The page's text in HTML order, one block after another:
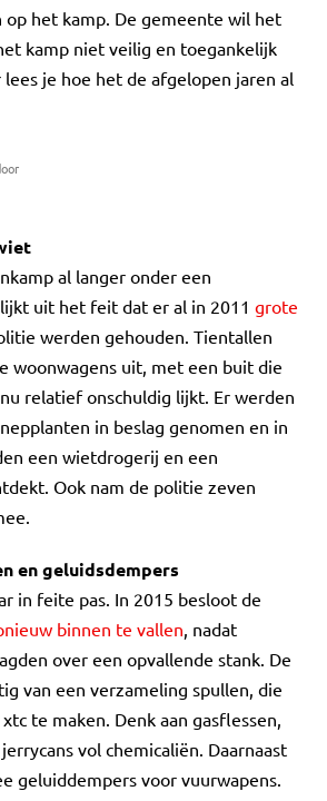
het kamp. De gemeente wil het
kamp niet veilig en toegankelijk
je hoe het de afgelopen jaren al
al langer onder een
uit het feit dat er al in 2011 grote
werden gehouden. Tientallen
woonwagens uit, met een buit die
relatief onschuldig lijkt. Er werden
in beslag genomen en in
een wietdrogerij en een
Ook nam de politie zeven
en geluidsdempers
in feite pas. In 2015 besloot de
binnen te vallen, nadat
over een opvallende stank. De
van een verzameling spullen, die
te maken. Denk aan gasflessen,
vol chemicaliën. Daarnaast
geluiddempers voor vuurwapens.